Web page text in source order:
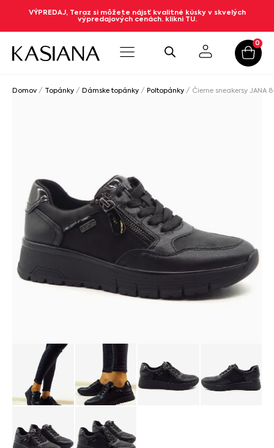
VÝPREDAJ, Teraz si môžete nájsť kvalitné kúsky v skvelých
výpredajových cenách. klikni TU.
0
Domov / Topánky / Dámske topánky / Poltopánky / Čierne sneakersy JANA